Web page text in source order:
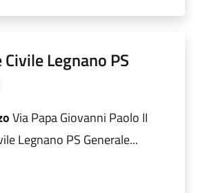
Legnano PS
Via Papa Giovanni Paolo II
Legnano PS Generale...